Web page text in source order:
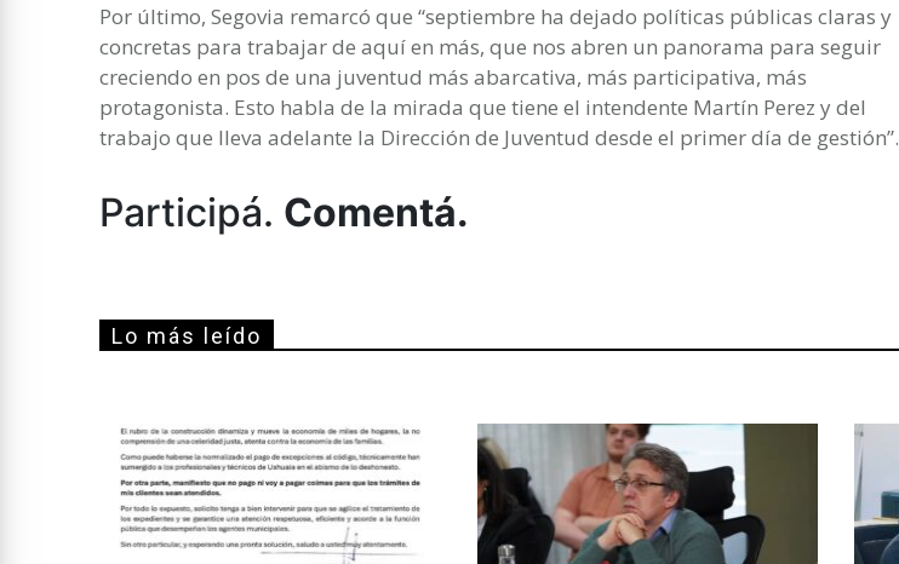
Por último, Segovia remarcó que “septiembre ha dejado políticas públicas claras y
concretas para trabajar de aquí en más, que nos abren un panorama para seguir
creciendo en pos de una juventud más abarcativa, más participativa, más
protagonista. Esto habla de la mirada que tiene el intendente Martín Perez y del
trabajo que lleva adelante la Dirección de Juventud desde el primer día de gestión”.
Participá. Comentá.
Lo más leído